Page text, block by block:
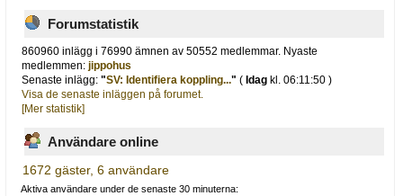
Forumstatistik
860960 inlägg i 76990 ämnen av 50552 medlemmar. Nyaste
medlemmen:jippohus
Senaste inlägg:"SV: Identifiera koppling..." ( Idag kl. 06:11:50 )
Visa de senaste inläggen på forumet.
[Mer statistik]
Användare online
1672 gäster, 6 användare
Aktiva användare under de senaste 30 minuterna: